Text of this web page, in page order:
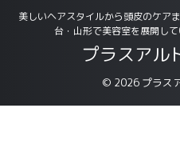
美しいヘアスタイルから頭皮のケア
台・山形で美容室を展開し
プラスアル
© 2026 プラス